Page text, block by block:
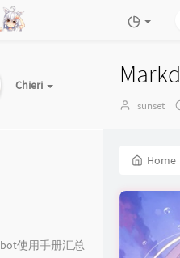
Chieri
使用手册汇总
Author：
sunset
Home